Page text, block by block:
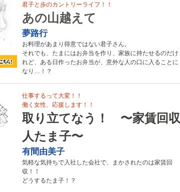
君子と歩のカントリーライフ！！
あの山越えて
夢路行
お料理があまり得意ではない君子さん。
それでも、たまにはお弁当を作り、家族に持たせるのだけ
れど、ある日作ったお弁当が、意外な人の口に入ることに
なり…！？
仕事するって大変！！
働く女性、応援します！！
取り立てなう！ 〜家賃回収
人たま子〜
有間由美子
気軽な気持ちで入社した会社で、まかされたのは家賃回
収！！
どうするたま子！？